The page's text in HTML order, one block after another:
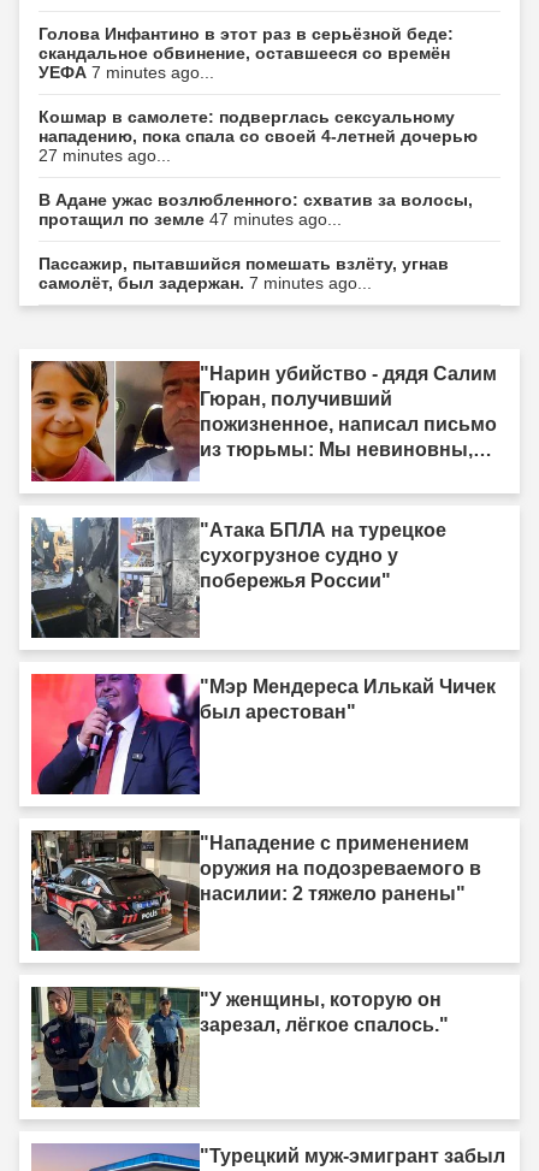
Голова Инфантино в этот раз в серьёзной беде:
скандальное обвинение, оставшееся со времён
УЕФА 7 minutes ago...
Кошмар в самолете: подверглась сексуальному
нападению, пока спала со своей 4-летней дочерью
27 minutes ago...
В Адане ужас возлюбленного: схватив за волосы,
протащил по земле 47 minutes ago...
Пассажир, пытавшийся помешать взлёту, угнав
самолёт, был задержан. 7 minutes ago...
"Нарин убийство - дядя Салим
Гюран, получивший
пожизненное, написал письмо
из тюрьмы: Мы невиновны,
"Атака БПЛА на турецкое
сухогрузное судно у
побережья России"
"Мэр Мендереса Илькай Чичек
был арестован"
"Нападение с применением
оружия на подозреваемого в
насилии: 2 тяжело ранены"
"У женщины, которую он
зарезал, лёгкое спалось."
"Турецкий муж-эмигрант забыл